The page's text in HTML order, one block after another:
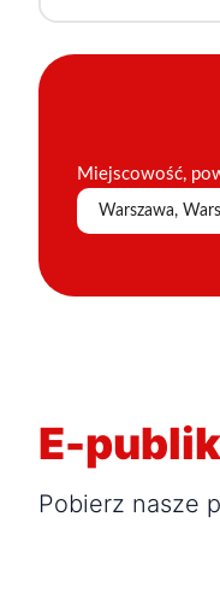
Miejscowość,
E-
Pobierz nasze